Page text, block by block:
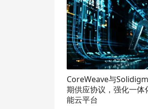
CoreWeave与
期供应协议，强化一体
能云平台